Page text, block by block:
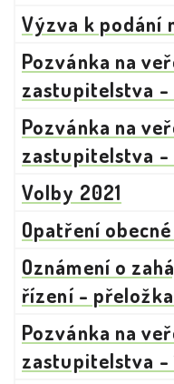
Výzva k podání
Pozvánka na
zastupitelstva -
Pozvánka na
zastupitelstva -
Volby 2021
Opatření
Oznámení o
řízení -
Pozvánka na
zastupitelstva -